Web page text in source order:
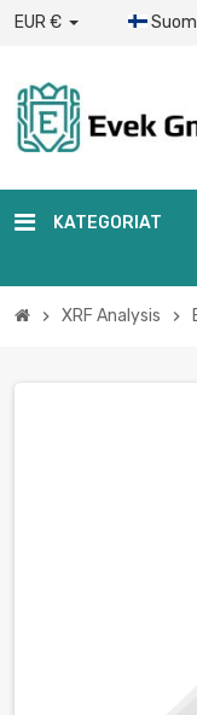
EUR €
KATEGORIAT
chevron_right XRF Analysis chevron_right